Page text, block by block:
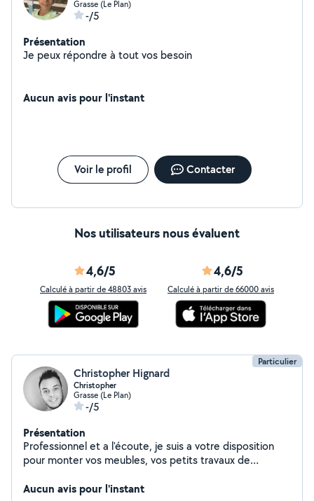
Grasse (Le Plan)
-/5
Présentation
Je peux répondre à tout vos besoin
Aucun avis pour l'instant
Voir le profil Contacter
Nos utilisateurs nous évaluent
4,6/5
Calculé à partir de 48803 avis
4,6/5
Calculé à partir de 66000 avis
Particulier
Christopher Hignard
Christopher
Grasse (Le Plan)
-/5
Présentation
Professionnel et a l'écoute, je suis a votre disposition
pour monter vos meubles, vos petits travaux de
N'hésitez pas à me contacter.
Aucun avis pour l'instant